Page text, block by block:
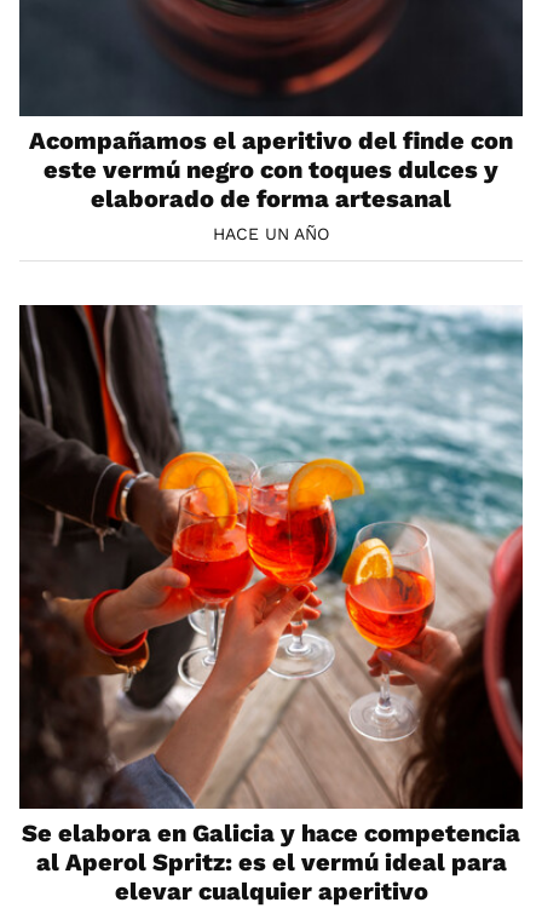
Acompañamos el aperitivo del finde con
este vermú negro con toques dulces y
elaborado de forma artesanal
HACE UN AÑO
Se elabora en Galicia y hace competencia
al Aperol Spritz: es el vermú ideal para
elevar cualquier aperitivo